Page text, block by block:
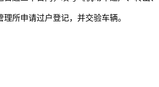
所申请过户登记，并交验车辆。